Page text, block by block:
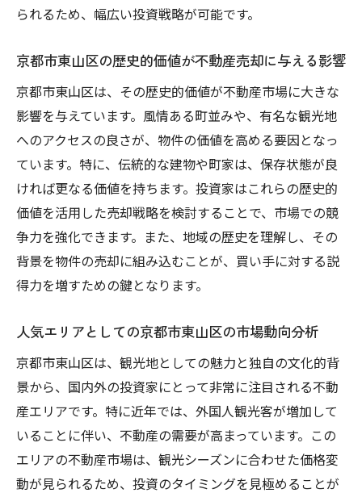
海外投資家目線で考える京都市東山区の不動産
外国人投資家にアピールする物件条件
外国人バイヤーが求める物件の特徴
コミュニケーションを円滑にするための文
化理解
外国人向けのマーケティング手法とその効
果
海外不動産プラットフォームの活用法
多言語対応がもたらす市場拡大の可能性
市場動向を把握し海外投資家を魅了する不動産
最新の市場動向とその解釈
不動産購入のタイミングを見極める方法
競合物件と差別化するためのポイント
不動産市場の変化に対応するための柔軟な
戦略
市場データの分析による販売戦略の最適化
外国人投資家が求める地域情報の提供法
られるため、幅広い投資戦略が可能です。
京都市東山区の歴史的価値が不動産売却に与える影響
京都市東山区は、その歴史的価値が不動産市場に大きな
影響を与えています。風情ある町並みや、有名な観光地
へのアクセスの良さが、物件の価値を高める要因となっ
ています。特に、伝統的な建物や町家は、保存状態が良
ければ更なる価値を持ちます。投資家はこれらの歴史的
価値を活用した売却戦略を検討することで、市場での競
争力を強化できます。また、地域の歴史を理解し、その
背景を物件の売却に組み込むことが、買い手に対する説
得力を増すための鍵となります。
人気エリアとしての京都市東山区の市場動向分析
京都市東山区は、観光地としての魅力と独自の文化的背
景から、国内外の投資家にとって非常に注目される不動
産エリアです。特に近年では、外国人観光客が増加して
いることに伴い、不動産の需要が高まっています。この
エリアの不動産市場は、観光シーズンに合わせた価格変
動が見られるため、投資のタイミングを見極めることが